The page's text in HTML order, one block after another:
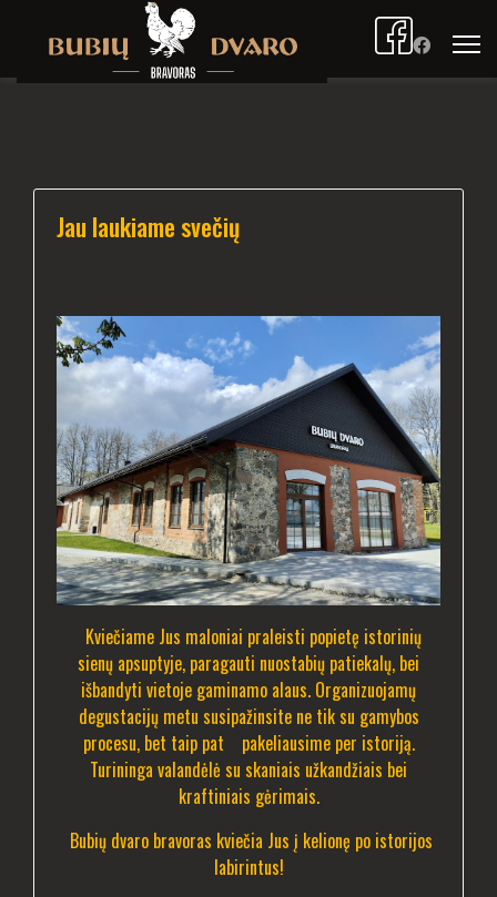
Jau laukiame svečių
Kviečiame Jus maloniai praleisti popietę istorinių
sienų apsuptyje, paragauti nuostabių patiekalų, bei
išbandyti vietoje gaminamo alaus. Organizuojamų
degustacijų metu susipažinsite ne tik su gamybos
procesu, bet taip pat pakeliausime per istoriją.
Turininga valandėlė su skaniais užkandžiais bei
kraftiniais gėrimais.
Bubių dvaro bravoras kviečia Jus į kelionę po istorijos
labirintus!